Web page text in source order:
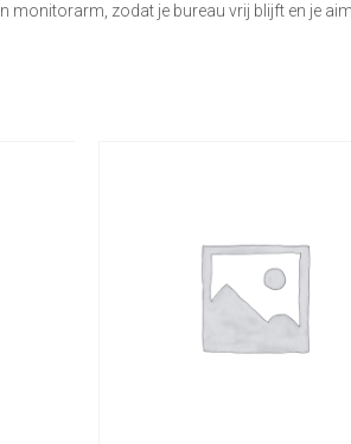
monitorarm, zodat je bureau vrij blijft en je